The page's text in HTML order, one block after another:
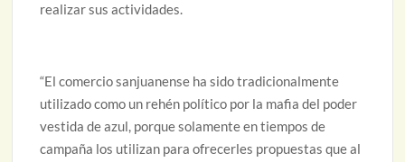
realizar sus actividades.
“El comercio sanjuanense ha sido tradicionalmente
utilizado como un rehén político por la mafia del poder
vestida de azul, porque solamente en tiempos de
campaña los utilizan para ofrecerles propuestas que al